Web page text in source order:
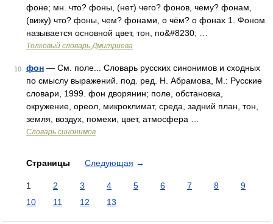
фоне; мн. что? фоны, (нет) чего? фонов, чему? фонам,
(вижу) что? фоны, чем? фонами, о чём? о фонах 1. Фоном
называется основной цвет, тон, по&#8230; …
Толковый словарь Дмитриева
10 фон — См. поле... Словарь русских синонимов и сходных
по смыслу выражений. под. ред. Н. Абрамова, М.: Русские
словари, 1999. фон дворянин; поле, обстановка,
окружение, ореол, микроклимат, среда, задний план, тон,
земля, воздух, помехи, цвет, атмосфера …
Словарь синонимов
Страницы Следующая →
1 2 3 4 5 6 7 8
9
10
11 12 13